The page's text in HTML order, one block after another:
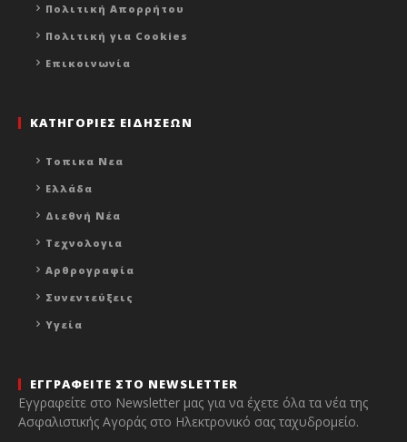
Πολιτική Απορρήτου
Πολιτική για Cookies
Επικοινωνία
ΚΑΤΗΓΟΡΙΕΣ ΕΙΔΗΣΕΩΝ
Τοπικα Νεα
Ελλάδα
Διεθνή Νέα
Τεχνολογια
Αρθρογραφία
Συνεντεύξεις
Υγεία
ΕΓΓΡΑΦΕΙΤΕ ΣΤΟ NEWSLETTER
Εγγραφείτε στο Newsletter μας για να έχετε όλα τα νέα της
Ασφαλιστικής Αγοράς στο Ηλεκτρονικό σας ταχυδρομείο.